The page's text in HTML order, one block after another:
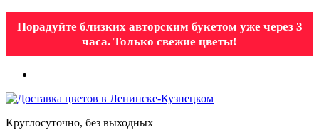
Порадуйте близких авторским букетом уже через 3
часа. Только свежие цветы!
Круглосуточно, без выходных